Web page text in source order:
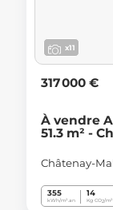
x11
317 000 €
À vendre
51.3 m² -
Châtenay-
355
kWh/m².an
14
Kg CO2/